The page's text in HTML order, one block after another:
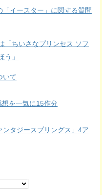
イースター」に関する質問
「ちいさなプリンセス ソフ
う」
いて
を一気に15作分
ンタジースプリングス」4ア